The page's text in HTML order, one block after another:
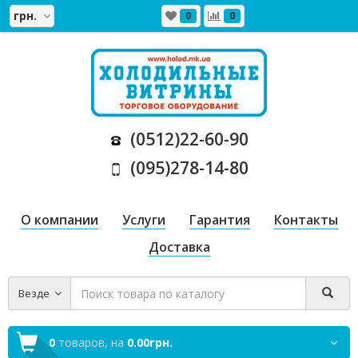
грн. 0 0
(0512)22-60-90
(095)278-14-80
О компании Услуги Гарантия
Контакты
Доставка
Везде
0 товаров, на 0.00грн.